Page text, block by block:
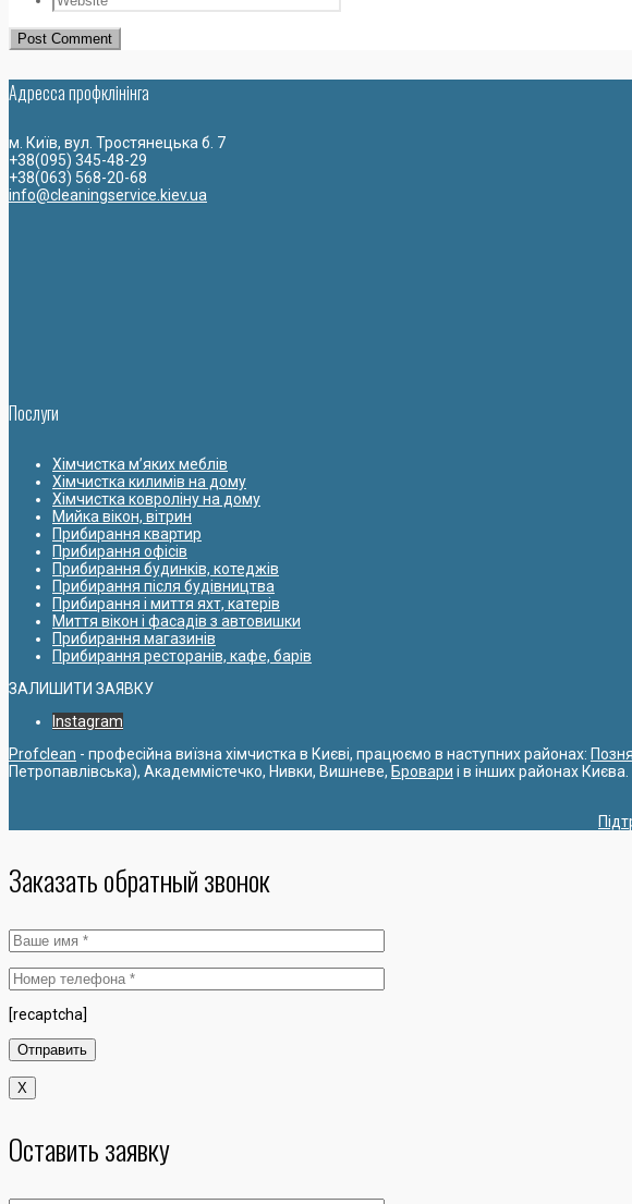
Адресса профклiнiнга
м. Київ, вул. Тростянецька б. 7
+38(095) 345-48-29
+38(063) 568-20-68
info@cleaningservice.kiev.ua
Послуги
Хімчистка м’яких меблів
Хімчистка килимів на дому
Хімчистка ковроліну на дому
Мийка вікон, вітрин
Прибирання квартир
Прибирання офісів
Прибирання будинків, котеджів
Прибирання після будівництва
Прибирання і миття яхт, катерів
Миття вікон і фасадів з автовишки
Прибирання магазинів
Прибирання ресторанів, кафе, барів
ЗАЛИШИТИ ЗАЯВКУ
Instagram
Profclean - професійна виїзна хімчистка в Києві, працюємо в наступних районах:
Петропавлівська), Академмістечко, Нивки, Вишневе, Бровари і в інших районах
Заказать обратный звонок
[recaptcha]
X
Оставить заявку